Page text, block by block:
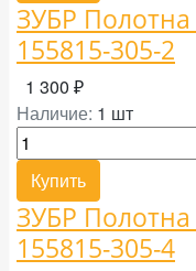
ЗУБР
155815-305-2
1 300 ₽
Наличие: 1 шт
Купить
ЗУБР
155815-305-4